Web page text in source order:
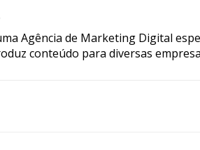
Agência de Marketing Digital
conteúdo para diversas